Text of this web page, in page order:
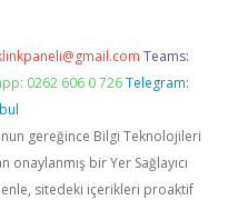
Teams:
0262 606 0 726 Telegram:
gereğince Bilgi Teknolojileri
onaylanmış bir Yer Sağlayıcı
sitedeki içerikleri proaktif